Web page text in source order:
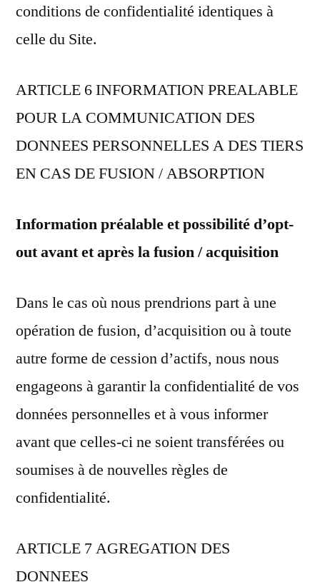
conditions de confidentialité identiques à
celle du Site.
ARTICLE 6 INFORMATION PREALABLE
POUR LA COMMUNICATION DES
DONNEES PERSONNELLES A DES TIERS
EN CAS DE FUSION / ABSORPTION
Information préalable et possibilité d’opt-
out avant et après la fusion / acquisition
Dans le cas où nous prendrions part à une
opération de fusion, d’acquisition ou à toute
autre forme de cession d’actifs, nous nous
engageons à garantir la confidentialité de vos
données personnelles et à vous informer
avant que celles-ci ne soient transférées ou
soumises à de nouvelles règles de
confidentialité.
ARTICLE 7 AGREGATION DES
DONNEES